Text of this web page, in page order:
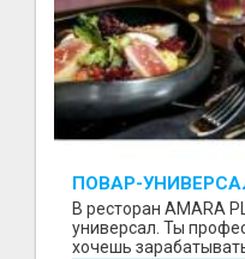
ПОВАР-
В ресторан AMARA
универсал. Ты
хочешь